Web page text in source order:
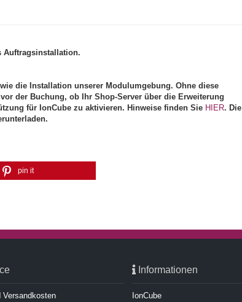
Auftragsinstallation.
die Installation unserer Modulumgebung. Ohne diese
der Buchung, ob Ihr Shop-Server über die Erweiterung
für IonCube zu aktivieren. Hinweise finden Sie HIER. Die
pin it
Versandkosten
Informationen
IonCube